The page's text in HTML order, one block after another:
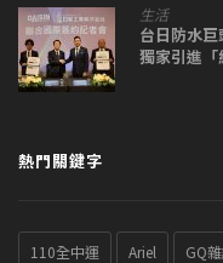
生活
台日防水
獨家引進
熱門關鍵字
110全中運 Ariel GQ